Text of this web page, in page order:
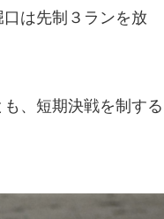
は先制３ランを放
、短期決戦を制する